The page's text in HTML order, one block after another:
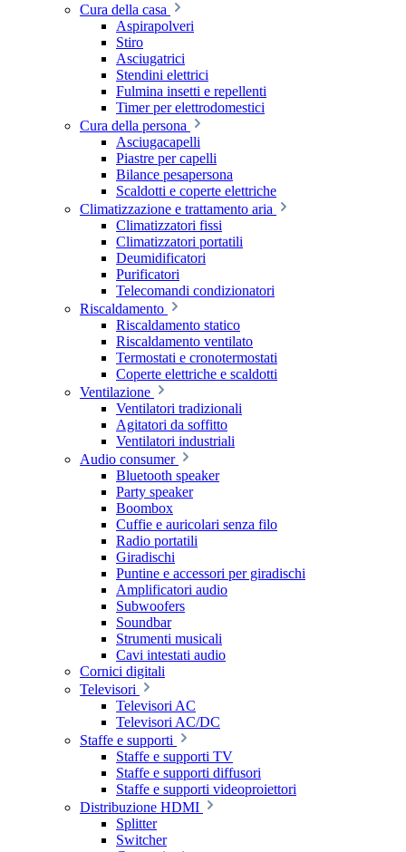
Cura della casa
Aspirapolveri
Stiro
Asciugatrici
Stendini elettrici
Fulmina insetti e repellenti
Timer per elettrodomestici
Cura della persona
Asciugacapelli
Piastre per capelli
Bilance pesapersona
Scaldotti e coperte elettriche
Climatizzazione e trattamento aria
Climatizzatori fissi
Climatizzatori portatili
Deumidificatori
Purificatori
Telecomandi condizionatori
Riscaldamento
Riscaldamento statico
Riscaldamento ventilato
Termostati e cronotermostati
Coperte elettriche e scaldotti
Ventilazione
Ventilatori tradizionali
Agitatori da soffitto
Ventilatori industriali
Audio consumer
Bluetooth speaker
Party speaker
Boombox
Cuffie e auricolari senza filo
Radio portatili
Giradischi
Puntine e accessori per giradischi
Amplificatori audio
Subwoofers
Soundbar
Strumenti musicali
Cavi intestati audio
Cornici digitali
Televisori
Televisori AC
Televisori AC/DC
Staffe e supporti
Staffe e supporti TV
Staffe e supporti diffusori
Staffe e supporti videoproiettori
Distribuzione HDMI
Splitter
Switcher